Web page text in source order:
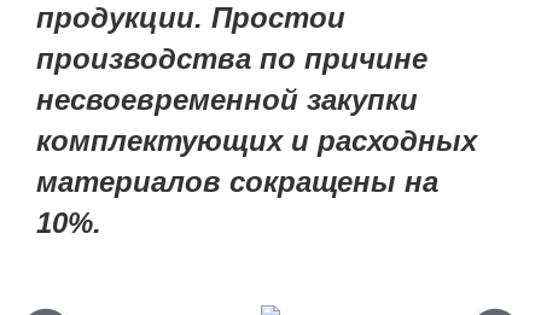
продукции. Простои
производства по причине
несвоевременной закупки
комплектующих и расходных
материалов сокращены на
10%.